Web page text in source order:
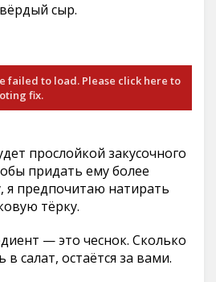
сыр.
failed to load. Please click here to
fix.
прослойкой закусочного
придать ему более
я предпочитаю натирать
тёрку.
— это чеснок. Сколько
в салат, остаётся за вами.